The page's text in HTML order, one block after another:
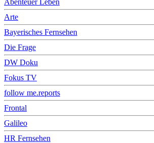
Arte
Bayerisches Fernsehen
Die Frage
DW Doku
Fokus TV
follow me.reports
Frontal
Galileo
HR Fernsehen